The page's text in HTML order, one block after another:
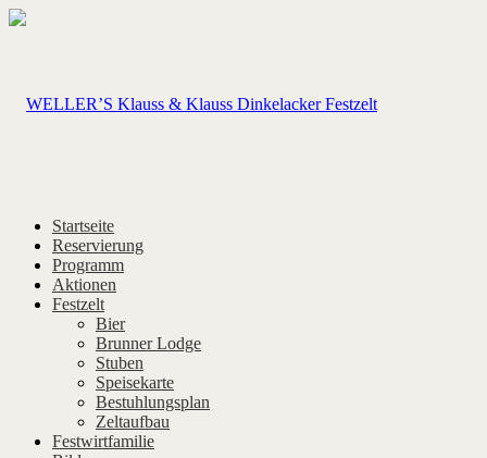
Startseite
Reservierung
Programm
Aktionen
Festzelt
Bier
Brunner Lodge
Stuben
Speisekarte
Bestuhlungsplan
Zeltaufbau
Festwirtfamilie